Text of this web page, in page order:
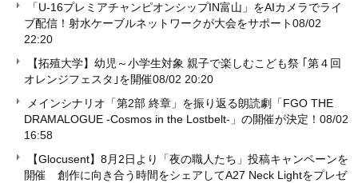
「U-16プレミアチャンピオンシップIN富山」をAIカメラでライ
ブ配信！射水ケーブルネットワークが大会をサポート08/02
22:20
【拓殖大学】幼児～小学生対象 親子で楽しむこども祭 ｢第４回
オレンジフェスタ｣を開催08/02 20:20
メインシナリオ「第2部 終章」を振り返る朗読劇「FGO THE
DRAMALOGUE -Cosmos in the Lostbelt-」の開催が決定！ 08/02
16:58
【Glocusent】8月2日より「夜の職人たち」投稿キャンペーンを
開催 創作に向き合う時間をシェアしてA27 Neck Lightをプレゼ